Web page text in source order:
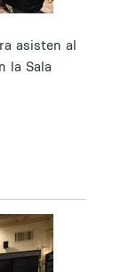
asisten al
la Sala